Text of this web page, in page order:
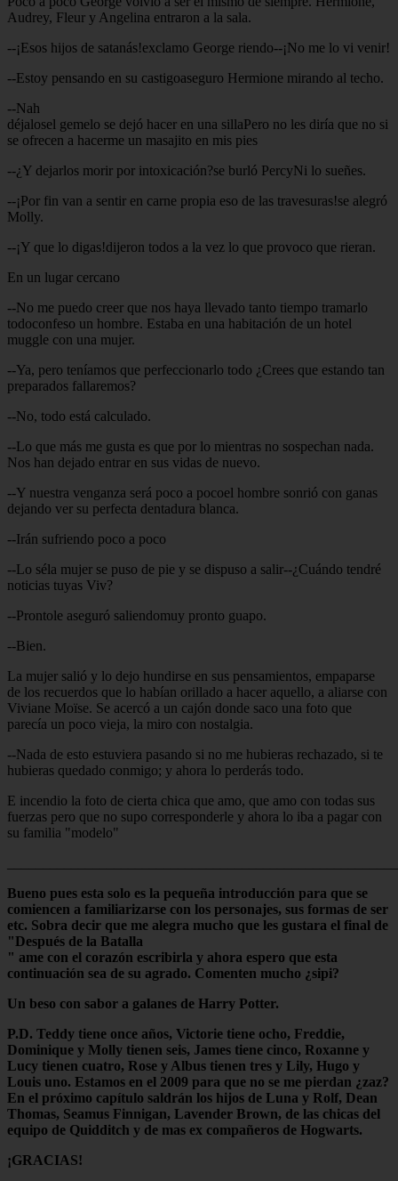
Audrey, Fleur y Angelina entraron a la sala.
--¡Esos hijos de satanás!exclamo George riendo--¡No me lo vi venir!
--Estoy pensando en su castigoaseguro Hermione mirando al techo.
--Nah
déjalosel gemelo se dejó hacer en una sillaPero no les diría que no si
se ofrecen a hacerme un masajito en mis pies
--¿Y dejarlos morir por intoxicación?se burló PercyNi lo sueñes.
--¡Por fin van a sentir en carne propia eso de las travesuras!se alegró
Molly.
--¡Y que lo digas!dijeron todos a la vez lo que provoco que rieran.
En un lugar cercano
--No me puedo creer que nos haya llevado tanto tiempo tramarlo
todoconfeso un hombre. Estaba en una habitación de un hotel
muggle con una mujer.
--Ya, pero teníamos que perfeccionarlo todo ¿Crees que estando tan
preparados fallaremos?
--No, todo está calculado.
--Lo que más me gusta es que por lo mientras no sospechan nada.
Nos han dejado entrar en sus vidas de nuevo.
--Y nuestra venganza será poco a pocoel hombre sonrió con ganas
dejando ver su perfecta dentadura blanca.
--Irán sufriendo poco a poco
--Lo séla mujer se puso de pie y se dispuso a salir--¿Cuándo tendré
noticias tuyas Viv?
--Prontole aseguró saliendomuy pronto guapo.
--Bien.
La mujer salió y lo dejo hundirse en sus pensamientos, empaparse
de los recuerdos que lo habían orillado a hacer aquello, a aliarse con
Viviane Moïse. Se acercó a un cajón donde saco una foto que
parecía un poco vieja, la miro con nostalgia.
--Nada de esto estuviera pasando si no me hubieras rechazado, si te
hubieras quedado conmigo; y ahora lo perderás todo.
E incendio la foto de cierta chica que amo, que amo con todas sus
fuerzas pero que no supo corresponderle y ahora lo iba a pagar con
su familia "modelo"
Bueno pues esta solo es la pequeña introducción para que se
comiencen a familiarizarse con los personajes, sus formas de ser
etc. Sobra decir que me alegra mucho que les gustara el final de
"Después de la Batalla
" ame con el corazón escribirla y ahora espero que esta
continuación sea de su agrado. Comenten mucho ¿sipi?
Un beso con sabor a galanes de Harry Potter.
P.D. Teddy tiene once años, Victorie tiene ocho, Freddie,
Dominique y Molly tienen seis, James tiene cinco, Roxanne y
Lucy tienen cuatro, Rose y Albus tienen tres y Lily, Hugo y
Louis uno. Estamos en el 2009 para que no se me pierdan ¿zaz?
En el próximo capítulo saldrán los hijos de Luna y Rolf, Dean
Thomas, Seamus Finnigan, Lavender Brown, de las chicas del
equipo de Quidditch y de mas ex compañeros de Hogwarts.
¡GRACIAS!